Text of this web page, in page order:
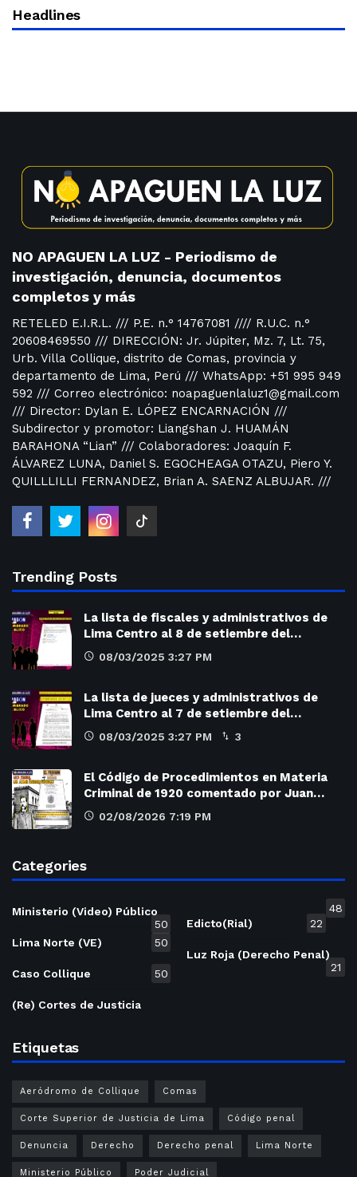
Headlines
NO APAGUEN LA LUZ - Periodismo de
investigación, denuncia, documentos
completos y más
RETELED E.I.R.L. /// P.E. n.° 14767081 //// R.U.C. n.°
20608469550 /// DIRECCIÓN: Jr. Júpiter, Mz. 7, Lt. 75,
Urb. Villa Collique, distrito de Comas, provincia y
departamento de Lima, Perú /// WhatsApp: +51 995 949
592 /// Correo electrónico: noapaguenlaluz1@gmail.com
/// Director: Dylan E. LÓPEZ ENCARNACIÓN ///
Subdirector y promotor: Liangshan J. HUAMÁN
BARAHONA “Lian” /// Colaboradores: Joaquín F.
ÁLVAREZ LUNA, Daniel S. EGOCHEAGA OTAZU, Piero Y.
QUILLLILLI FERNANDEZ, Brian A. SAENZ ALBUJAR. ///
Trending Posts
La lista de fiscales y administrativos de
Lima Centro al 8 de setiembre del…
08/03/2025 3:27 PM
La lista de jueces y administrativos de
Lima Centro al 7 de setiembre del…
08/03/2025 3:27 PM 3
El Código de Procedimientos en Materia
Criminal de 1920 comentado por Juan…
02/08/2026 7:19 PM
Categories
Ministerio (Video) Público
50
Lima Norte (VE)
50
Caso Collique 50
(Re) Cortes de Justicia
48
Edicto(Rial)
22
Luz Roja (Derecho Penal)
21
Etiquetas
Aeródromo de Collique Comas
Corte Superior de Justicia de Lima Código penal
Denuncia Derecho Derecho penal Lima Norte
Ministerio Público Poder Judicial